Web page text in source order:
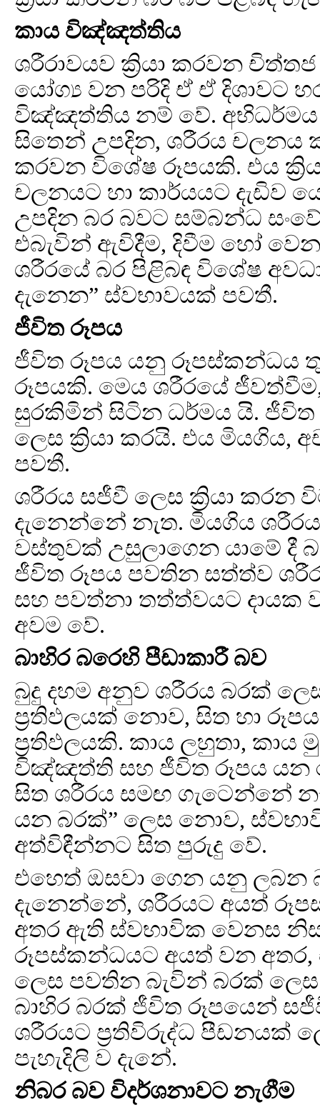
කාය විඤ්ඤත්තිය
ශරීරාවයව ක්‍රියා කරවන
යෝග්‍ය වන පරිදි ඒ ඒ දිශාවට
විඤ්ඤත්තිය නම් වේ.
සිතෙන් උපදින, ශරීරය චලනය
කරවන විශේෂ රූපයකි. එය
චලනයට හා කාර්යයට දැඩිව
උපදින බර බවට සම්බන්ධ
එබැවින් ඇවිදීම, දිවීම හෝ
ශරීරයේ බර පිළිබඳ විශේෂ
දැනෙන” ස්වභාවයක් පවතී.
ජීවිත රූපය
ජීවිත රූපය යනු රූපස්කන්ධය
රූපයකි. මෙය ශරීරයේ
සුරකිමින් සිටින ධර්මය යි.
ලෙස ක්‍රියා කරයි. එය මියගිය,
පවතී.
ශරීරය සජීවී ලෙස ක්‍රියා කරන
දැනෙන්නේ නැත. මියගිය
වස්තුවක් උසුලාගෙන යාමේ දී
ජීවිත රූපය පවතින සත්ත්ව
සහ පවත්නා තත්ත්වයට දායක
අවම වේ.
බාහිර බරෙහි පීඩාකාරී බව
බුදු දහම අනුව ශරීරය බරක්
ප්‍රතිඵලයක් නොව, සිත හා
ප්‍රතිඵලයකි. කාය ලහුතා, කාය
විඤ්ඤත්ති සහ ජීවිත රූපය යන
සිත ශරීරය සමඟ ගැටෙන්නේ
යන බරක්” ලෙස නොව,
අත්විඳීන්නට සිත පුරුදු වේ.
එහෙත් ඔසවා ගෙන යනු ලබන
දැනෙන්නේ, ශරීරයට අයත්
අතර ඇති ස්වභාවික වෙනස
රූපස්කන්ධයට අයත් වන අතර,
ලෙස පවතින බැවින් බරක්
බාහිර බරක් ජීවිත රූපයෙන්
ශරීරයට ප්‍රතිවිරුද්ධ පීඩනයක්
පැහැදිලි ව දැනේ.
නිබර බව විදර්ශනාවට නැගීම